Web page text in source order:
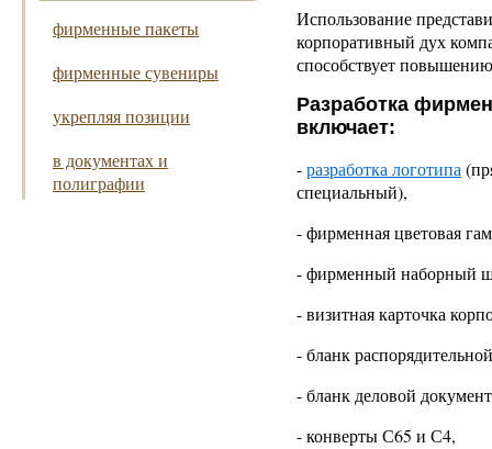
фирменные пакеты
фирменные сувениры
укрепляя позиции
в документах и
полиграфии
Использование
корпоративный дух
способствует
Разработка
включает:
-разработка логотипа
специальный),
- фирменная цветовая
- фирменный наборный
- визитная карточка
- бланк
- бланк деловой
- конверты С65 и С4,